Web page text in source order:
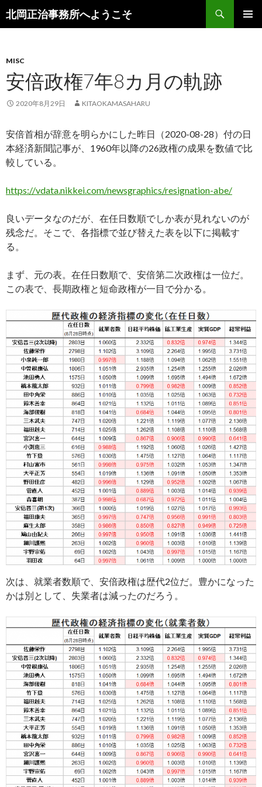
北岡正治事務所へようこそ
検
索
ン
ツ
へ
動
MISC
安倍政権7年8カ月の軌跡
2020年8月29日 KITAOKAMASAHARU
安倍首相が辞意を明らかにした昨日（2020-08-28）付の日
本経済新聞記事が、1960年以降の26政権の成果を数値で比
較している。
https://vdata.nikkei.com/newsgraphics/resignation-abe/
良いデータなのだが、在任日数順でしか表が見れないのが
残念だ。そこで、各指標で並び替えた表を以下に掲載す
る。
まず、元の表。在任日数順で、安倍第二次政権は一位だ。
この表で、長期政権と短命政権が一目で分かる。
次は、就業者数順で、安倍政権は歴代2位だ。豊かになった
かは別として、失業者は減ったのだろう。